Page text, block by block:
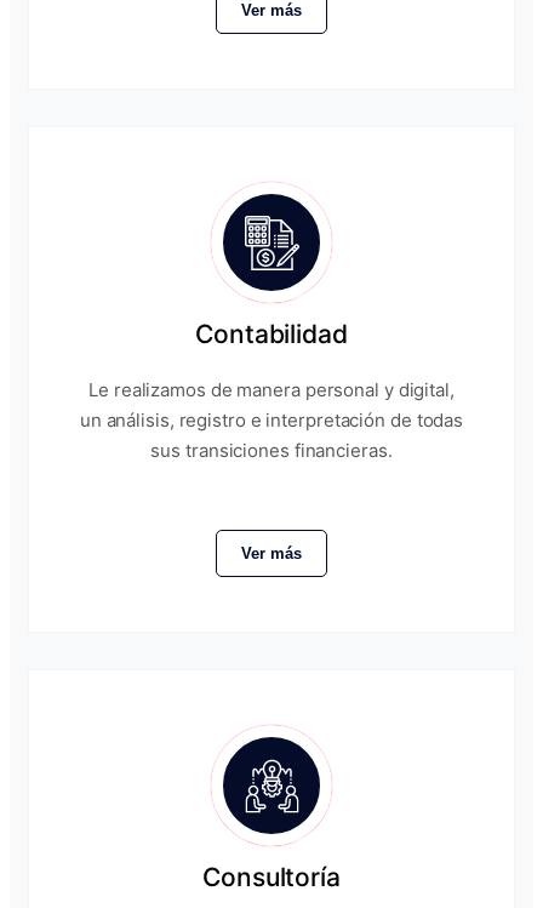
Ver más
Contabilidad
Le realizamos de manera personal y digital,
un análisis, registro e interpretación de todas
sus transiciones financieras.
Ver más
Consultoría